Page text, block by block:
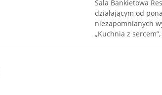
Sala Bankietowa
działającym od
niezapomnianych
„Kuchnia z sercem”,